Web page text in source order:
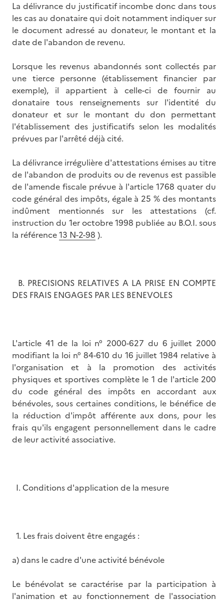
La délivrance du justificatif incombe donc dans tous
les cas au donataire qui doit notamment indiquer sur
le document adressé au donateur, le montant et la
date de l'abandon de revenu.
Lorsque les revenus abandonnés sont collectés par
une tierce personne (établissement financier par
exemple), il appartient à celle-ci de fournir au
donataire tous renseignements sur l'identité du
donateur et sur le montant du don permettant
l'établissement des justificatifs selon les modalités
prévues par l'arrêté déjà cité.
La délivrance irrégulière d'attestations émises au titre
de l'abandon de produits ou de revenus est passible
de l'amende fiscale prévue à l'article 1768 quater du
code général des impôts, égale à 25 % des montants
indûment mentionnés sur les attestations (cf.
instruction du 1er octobre 1998 publiée au B.O.I. sous
la référence13 N-2-98 ).
B. PRECISIONS RELATIVES A LA PRISE EN COMPTE
DES FRAIS ENGAGES PAR LES BENEVOLES
L'article 41 de la loi n° 2000-627 du 6 juillet 2000
modifiant la loi n° 84-610 du 16 juillet 1984 relative à
l'organisation et à la promotion des activités
physiques et sportives complète le 1 de l'article 200
du code général des impôts en accordant aux
bénévoles, sous certaines conditions, le bénéfice de
la réduction d'impôt afférente aux dons, pour les
frais qu'ils engagent personnellement dans le cadre
de leur activité associative.
I. Conditions d'application de la mesure
1. Les frais doivent être engagés :
a) dans le cadre d'une activité bénévole
Le bénévolat se caractérise par la participation à
l'animation et au fonctionnement de l'association